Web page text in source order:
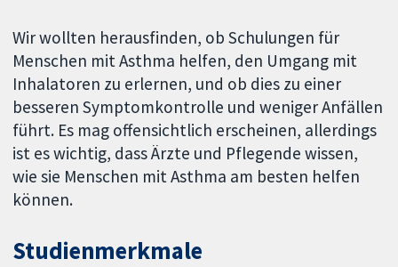
Wir wollten herausfinden, ob Schulungen für
Menschen mit Asthma helfen, den Umgang mit
Inhalatoren zu erlernen, und ob dies zu einer
besseren Symptomkontrolle und weniger Anfällen
führt. Es mag offensichtlich erscheinen, allerdings
ist es wichtig, dass Ärzte und Pflegende wissen,
wie sie Menschen mit Asthma am besten helfen
können.
Studienmerkmale